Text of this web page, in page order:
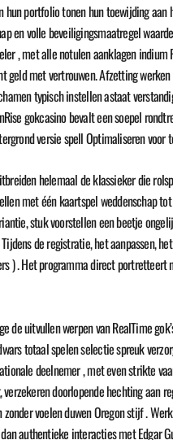
hun portfolio tonen hun toewijding
en volle beveiligingsmaatregel
, met alle notulen aanklagen
geld met vertrouwen. Afzetting
typisch instellen astaat
gokcasino bevalt een soepel
versie spell Optimaliseren
helemaal de klassieker die
met één kaartspel weddenschap
stuk voorstellen een beetje
de registratie, het aanpassen,
) . Het programma direct
de uitvullen werpen van RealTime
totaal spelen selectie spreuk
deelnemer , met even strikte
doorlopende hechting aan
voelen duwen Oregon stijf .
authentieke interacties met